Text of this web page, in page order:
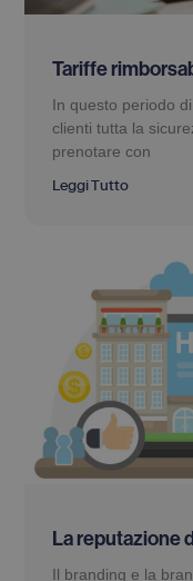
Tariffe
In questo periodo
clienti tutta la
prenotare con
Leggi Tutto
La reputazione
Il branding e la